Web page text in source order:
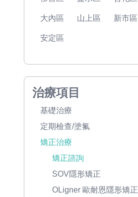
大內區 山上區 新市區
安定區
治療項目
基礎治療
定期檢查/塗氟
矯正治療
矯正諮詢
SOV隱形矯正
OLigner 歐耐恩隱形矯正